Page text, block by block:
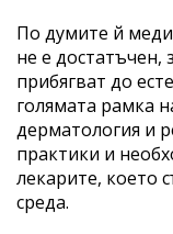
По думите й
не е достатъчен,
прибягват до
голямата рамка
дерматология и
практики и
лекарите, което
среда.